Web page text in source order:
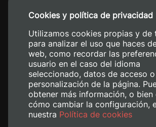
+34 620 04 00 50
Cookies y política de privacidad
Utilizamos cookies propias y de
para analizar el uso que haces
web, como recordar las
usuario en el caso del idioma
seleccionado, datos de acceso o
personalización de la página.
obtener más información, o bien
cómo cambiar la configuración,
nuestra Política de cookies